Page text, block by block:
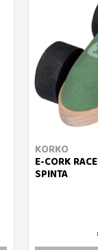
KORKO
E-CORK
SPINTA